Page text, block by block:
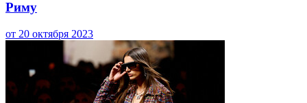
Риму
от 20 октября 2023